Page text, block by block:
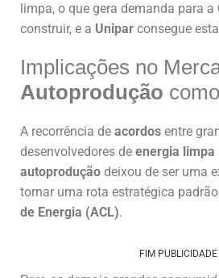
limpa, o que gera demanda para a
construir, e a Unipar consegue
Implicações no
Autoprodução
A recorrência de acordos entre
desenvolvedores de energia limpa
autoprodução deixou de ser uma
tornar uma rota estratégica
de Energia (ACL).
FIM PUBLICIDADE